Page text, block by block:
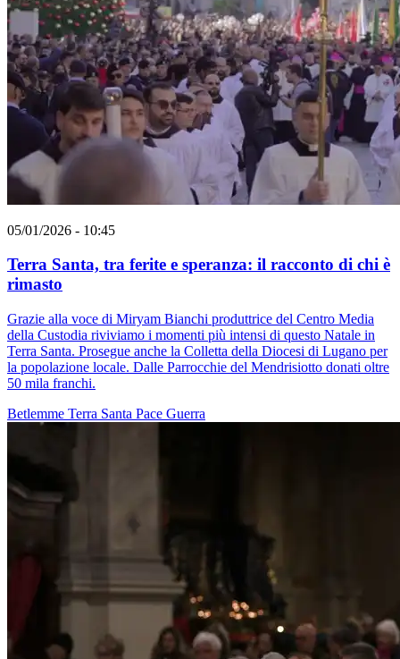
05/01/2026 - 10:45
Terra Santa, tra ferite e speranza: il racconto di chi è
rimasto
Grazie alla voce di Miryam Bianchi produttrice del Centro Media
della Custodia riviviamo i momenti più intensi di questo Natale in
Terra Santa. Prosegue anche la Colletta della Diocesi di Lugano per
la popolazione locale. Dalle Parrocchie del Mendrisiotto donati oltre
50 mila franchi.
Betlemme Terra Santa Pace Guerra